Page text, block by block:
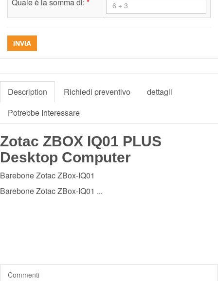
INVIA
Description Richiedi preventivo
dettagli
Potrebbe Interessare
Zotac ZBOX IQ01 PLUS
Desktop Computer
Barebone Zotac ZBox-IQ01
Barebone Zotac ZBox-IQ01 ...
Commenti